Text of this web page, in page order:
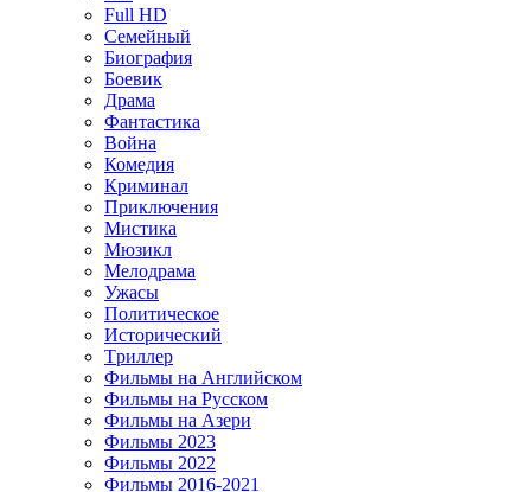
Full HD
Семейный
Биография
Боевик
Драма
Фантастика
Война
Комедия
Криминал
Приключения
Мистика
Мюзикл
Мелодрама
Ужасы
Политическое
Исторический
Tриллер
Фильмы на Английском
Фильмы на Русском
Фильмы на Азери
Фильмы 2023
Фильмы 2022
Фильмы 2016-2021